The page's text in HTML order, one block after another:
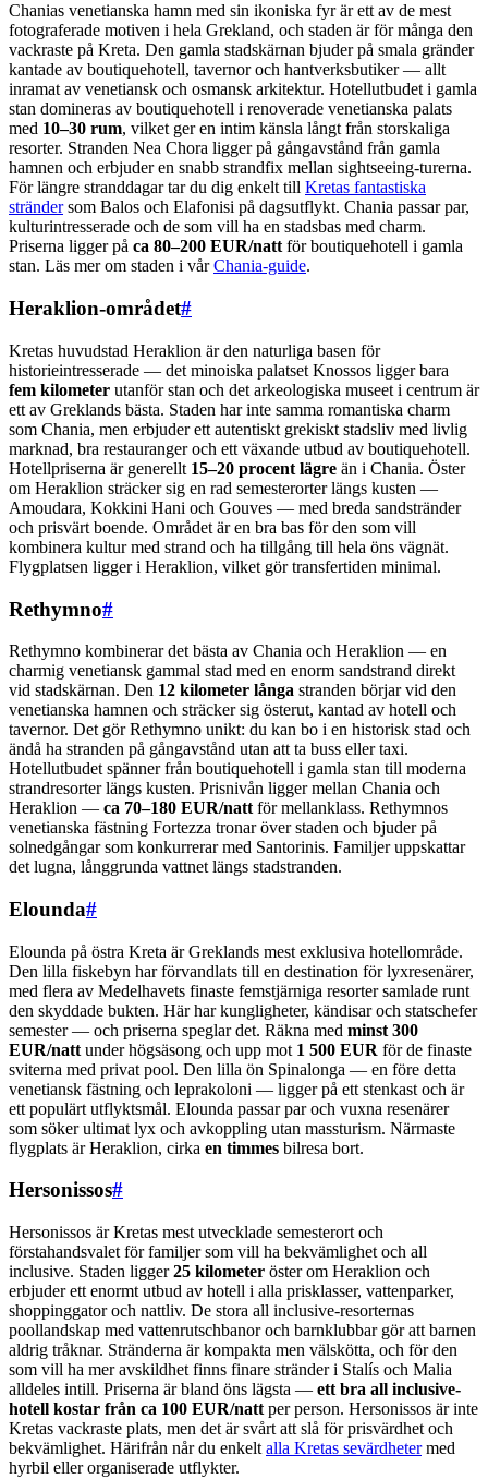
Chanias venetianska hamn med sin ikoniska fyr är ett av de mest
fotograferade motiven i hela Grekland, och staden är för många den
vackraste på Kreta. Den gamla stadskärnan bjuder på smala gränder
kantade av boutiquehotell, tavernor och hantverksbutiker — allt
inramat av venetiansk och osmansk arkitektur. Hotellutbudet i gamla
stan domineras av boutiquehotell i renoverade venetianska palats
med 10–30 rum, vilket ger en intim känsla långt från storskaliga
resorter. Stranden Nea Chora ligger på gångavstånd från gamla
hamnen och erbjuder en snabb strandfix mellan sightseeing-turerna.
För längre stranddagar tar du dig enkelt till Kretas fantastiska
strändersom Balos och Elafonisi på dagsutflykt. Chania passar par,
kulturintresserade och de som vill ha en stadsbas med charm.
Priserna ligger på ca 80–200 EUR/natt för boutiquehotell i gamla
stan. Läs mer om staden i vårChania-guide.
Heraklion-området#
Kretas huvudstad Heraklion är den naturliga basen för
historieintresserade — det minoiska palatset Knossos ligger bara
fem kilometer utanför stan och det arkeologiska museet i centrum är
ett av Greklands bästa. Staden har inte samma romantiska charm
som Chania, men erbjuder ett autentiskt grekiskt stadsliv med livlig
marknad, bra restauranger och ett växande utbud av boutiquehotell.
Hotellpriserna är generellt 15–20 procent lägre än i Chania. Öster
om Heraklion sträcker sig en rad semesterorter längs kusten —
Amoudara, Kokkini Hani och Gouves — med breda sandstränder
och prisvärt boende. Området är en bra bas för den som vill
kombinera kultur med strand och ha tillgång till hela öns vägnät.
Flygplatsen ligger i Heraklion, vilket gör transfertiden minimal.
Rethymno#
Rethymno kombinerar det bästa av Chania och Heraklion — en
charmig venetiansk gammal stad med en enorm sandstrand direkt
vid stadskärnan. Den 12 kilometer långa stranden börjar vid den
venetianska hamnen och sträcker sig österut, kantad av hotell och
tavernor. Det gör Rethymno unikt: du kan bo i en historisk stad och
ändå ha stranden på gångavstånd utan att ta buss eller taxi.
Hotellutbudet spänner från boutiquehotell i gamla stan till moderna
strandresorter längs kusten. Prisnivån ligger mellan Chania och
Heraklion — ca 70–180 EUR/natt för mellanklass. Rethymnos
venetianska fästning Fortezza tronar över staden och bjuder på
solnedgångar som konkurrerar med Santorinis. Familjer uppskattar
det lugna, långgrunda vattnet längs stadstranden.
Elounda#
Elounda på östra Kreta är Greklands mest exklusiva hotellområde.
Den lilla fiskebyn har förvandlats till en destination för lyxresenärer,
med flera av Medelhavets finaste femstjärniga resorter samlade runt
den skyddade bukten. Här har kungligheter, kändisar och statschefer
semester — och priserna speglar det. Räkna med minst 300
EUR/natt under högsäsong och upp mot 1 500 EUR för de finaste
sviterna med privat pool. Den lilla ön Spinalonga — en före detta
venetiansk fästning och leprakoloni — ligger på ett stenkast och är
ett populärt utflyktsmål. Elounda passar par och vuxna resenärer
som söker ultimat lyx och avkoppling utan massturism. Närmaste
flygplats är Heraklion, cirka en timmes bilresa bort.
Hersonissos#
Hersonissos är Kretas mest utvecklade semesterort och
förstahandsvalet för familjer som vill ha bekvämlighet och all
inclusive. Staden ligger25 kilometer öster om Heraklion och
erbjuder ett enormt utbud av hotell i alla prisklasser, vattenparker,
shoppinggator och nattliv. De stora all inclusive-resorternas
poollandskap med vattenrutschbanor och barnklubbar gör att barnen
aldrig tråknar. Stränderna är kompakta men välskötta, och för den
som vill ha mer avskildhet finns finare stränder i Stalís och Malia
alldeles intill. Priserna är bland öns lägsta — ett bra all inclusive-
hotell kostar från ca 100 EUR/natt per person. Hersonissos är inte
Kretas vackraste plats, men det är svårt att slå för prisvärdhet och
bekvämlighet. Härifrån når du enkelt alla Kretas sevärdhetermed
hyrbil eller organiserade utflykter.